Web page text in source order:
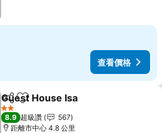
查看價格
分享 加入我的最愛
Guest House Isa
2 星級
8.9 超級讚
567
距離市中心 4.8 公里